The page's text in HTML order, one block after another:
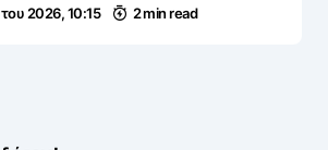
2026, 10:15 2 min read